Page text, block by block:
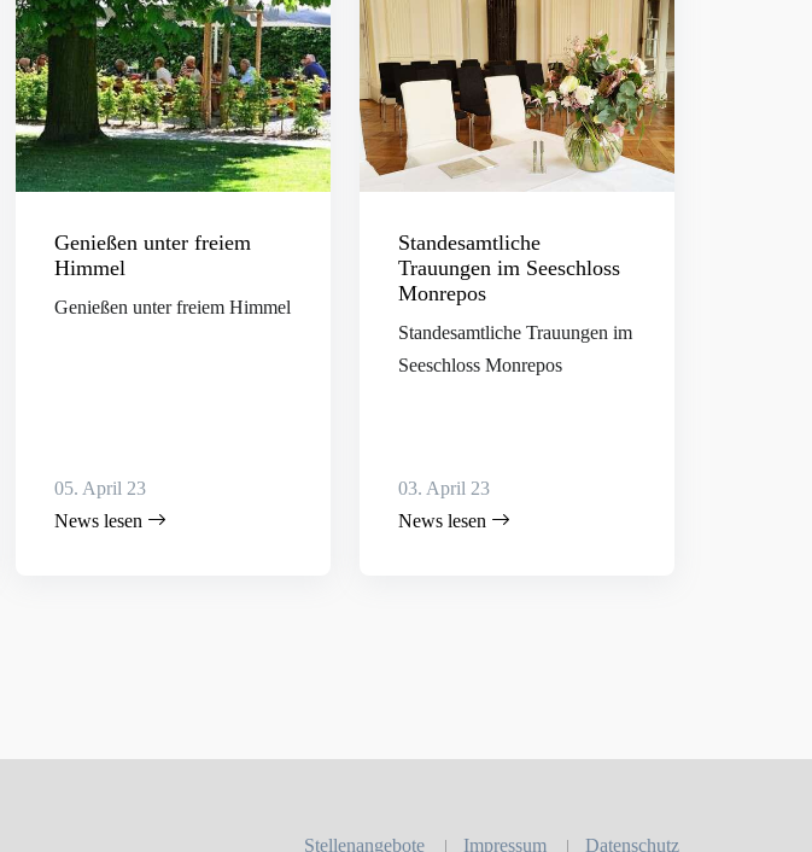
Genießen unter freiem
Himmel
Genießen unter freiem Himmel
05. April 23
News lesen
Standesamtliche
Trauungen im Seeschloss
Monrepos
Standesamtliche Trauungen im
Seeschloss Monrepos
03. April 23
News lesen
Stellenangebote Impressum Datenschutz